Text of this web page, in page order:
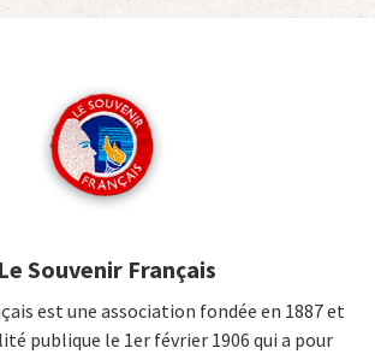
Le Souvenir Français
est une association fondée en 1887 et
publique le 1er février 1906 qui a pour